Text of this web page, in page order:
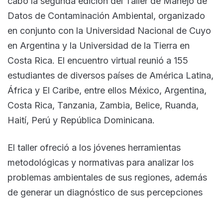
Datos de Contaminación Ambiental, organizado
en conjunto con la Universidad Nacional de Cuyo
en Argentina y la Universidad de la Tierra en
Costa Rica. El encuentro virtual reunió a 155
estudiantes de diversos países de América Latina,
África y El Caribe, entre ellos México, Argentina,
Costa Rica, Tanzania, Zambia, Belice, Ruanda,
Haití, Perú y República Dominicana.
El taller ofreció a los jóvenes herramientas
metodológicas y normativas para analizar los
problemas ambientales de sus regiones, además
de generar un diagnóstico de sus percepciones